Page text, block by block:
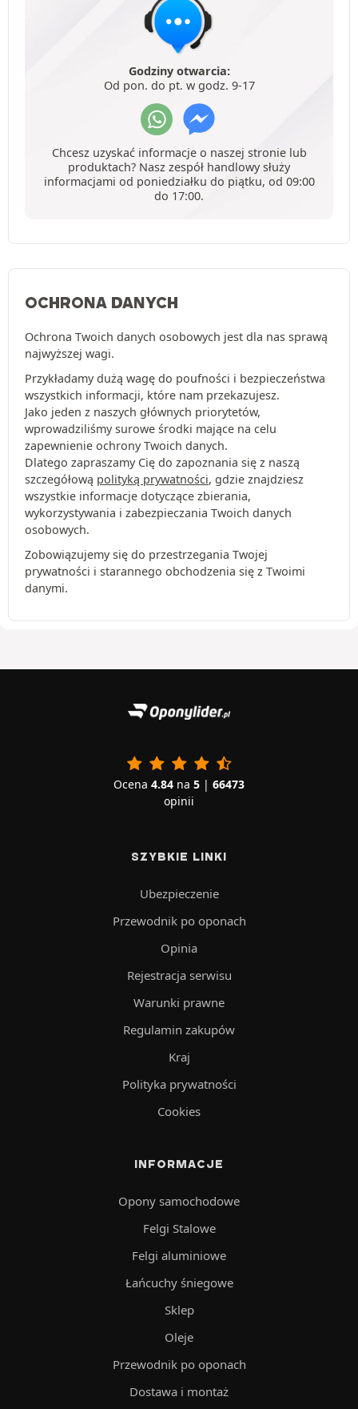
Godziny otwarcia:
Od pon. do pt. w godz. 9-17
Chcesz uzyskać informacje o naszej stronie lub
produktach? Nasz zespół handlowy służy
informacjami od poniedziałku do piątku, od 09:00
do 17:00.
OCHRONA DANYCH
Ochrona Twoich danych osobowych jest dla nas sprawą
najwyższej wagi.
Przykładamy dużą wagę do poufności i bezpieczeństwa
wszystkich informacji, które nam przekazujesz.
Jako jeden z naszych głównych priorytetów,
wprowadziliśmy surowe środki mające na celu
zapewnienie ochrony Twoich danych.
Dlatego zapraszamy Cię do zapoznania się z naszą
szczegółową polityką prywatności, gdzie znajdziesz
wszystkie informacje dotyczące zbierania,
wykorzystywania i zabezpieczania Twoich danych
osobowych.
Zobowiązujemy się do przestrzegania Twojej
prywatności i starannego obchodzenia się z Twoimi
danymi.
Ocena 4.84 na 5 | 66473
opinii
SZYBKIE LINKI
Ubezpieczenie
Przewodnik po oponach
Opinia
Rejestracja serwisu
Warunki prawne
Regulamin zakupów
Kraj
Polityka prywatności
Cookies
INFORMACJE
Opony samochodowe
Felgi Stalowe
Felgi aluminiowe
Łańcuchy śniegowe
Sklep
Oleje
Przewodnik po oponach
Dostawa i montaż